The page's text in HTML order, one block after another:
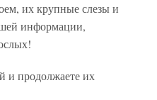
их крупные слезы и
информации,
и продолжаете их